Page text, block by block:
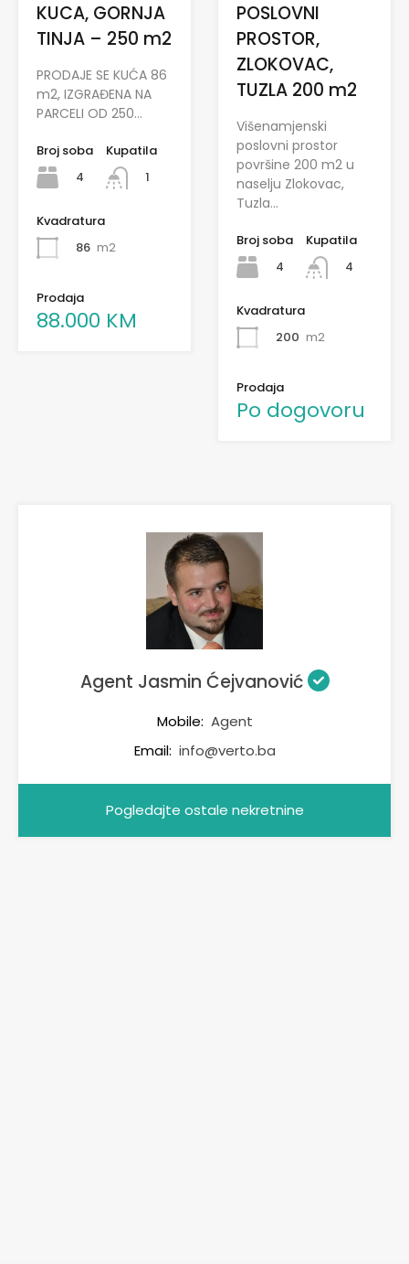
KUCA, GORNJA
TINJA – 250 m2
PRODAJE SE KUĆA 86
m2, IZGRAĐENA NA
PARCELI OD 250…
Broj soba
4
Kupatila
1
Kvadratura
86 m2
Prodaja
88.000 KM
POSLOVNI
PROSTOR,
ZLOKOVAC,
TUZLA 200 m2
Višenamjenski
poslovni prostor
površine 200 m2 u
naselju Zlokovac,
Tuzla…
Broj soba
4
Kupatila
4
Kvadratura
200 m2
Prodaja
Po dogovoru
Agent Jasmin Ćejvanović
Mobile: Agent
Email: info@verto.ba
Pogledajte ostale nekretnine